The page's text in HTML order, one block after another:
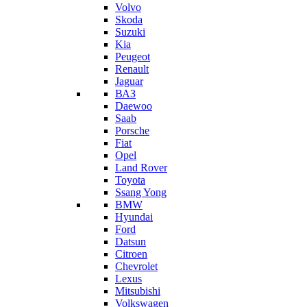
Volvo
Skoda
Suzuki
Kia
Peugeot
Renault
Jaguar
ВАЗ
Daewoo
Saab
Porsche
Fiat
Opel
Land Rover
Toyota
Ssang Yong
BMW
Hyundai
Ford
Datsun
Citroen
Chevrolet
Lexus
Mitsubishi
Volkswagen